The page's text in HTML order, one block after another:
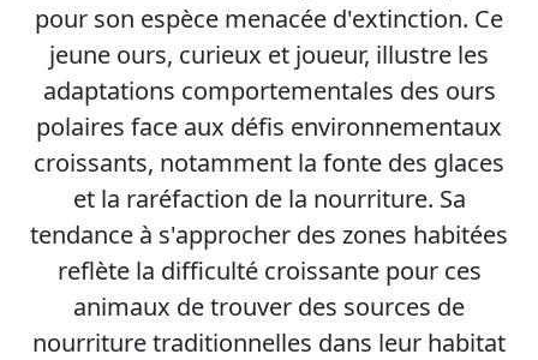
pour son espèce menacée d'extinction. Ce
jeune ours, curieux et joueur, illustre les
adaptations comportementales des ours
polaires face aux défis environnementaux
croissants, notamment la fonte des glaces
et la raréfaction de la nourriture. Sa
tendance à s'approcher des zones habitées
reflète la difficulté croissante pour ces
animaux de trouver des sources de
nourriture traditionnelles dans leur habitat